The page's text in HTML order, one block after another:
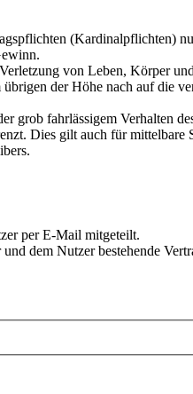
(Kardinalpflichten)
von Leben, Körper
der Höhe nach auf die
grob fahrlässigem Verhalten
Dies gilt auch für mittelbare
per E-Mail mitgeteilt.
dem Nutzer bestehende